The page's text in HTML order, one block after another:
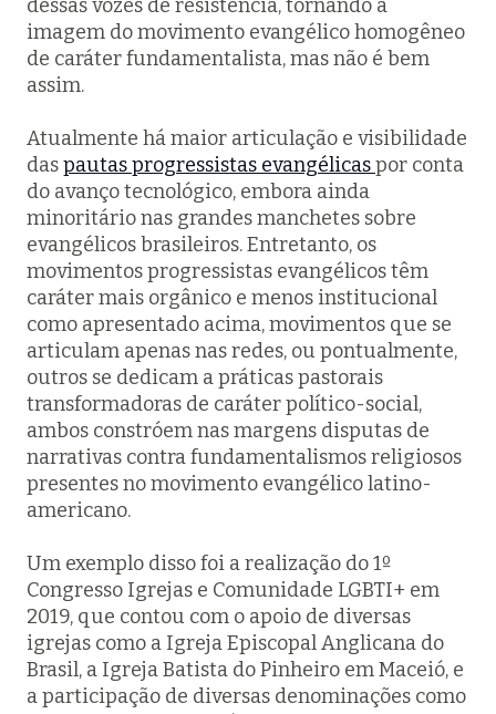
dessas vozes de resistência, tornando a
imagem do movimento evangélico homogêneo
de caráter fundamentalista, mas não é bem
assim.
Atualmente há maior articulação e visibilidade
daspautas progressistas evangélicaspor conta
do avanço tecnológico, embora ainda
minoritário nas grandes manchetes sobre
evangélicos brasileiros. Entretanto, os
movimentos progressistas evangélicos têm
caráter mais orgânico e menos institucional
como apresentado acima, movimentos que se
articulam apenas nas redes, ou pontualmente,
outros se dedicam a práticas pastorais
transformadoras de caráter político-social,
ambos constróem nas margens disputas de
narrativas contra fundamentalismos religiosos
presentes no movimento evangélico latino-
americano.
Um exemplo disso foi a realização do 1º
Congresso Igrejas e Comunidade LGBTI+ em
2019, que contou com o apoio de diversas
igrejas como a Igreja Episcopal Anglicana do
Brasil, a Igreja Batista do Pinheiro em Maceió, e
a participação de diversas denominações como